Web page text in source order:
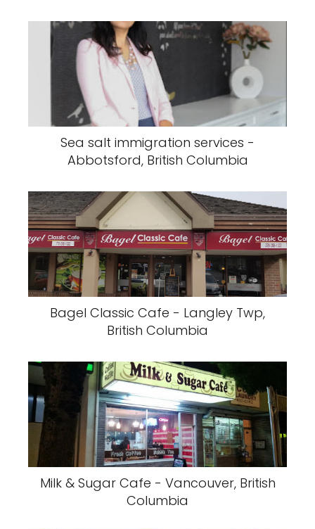
Sea salt immigration services -
Abbotsford, British Columbia
Bagel Classic Cafe - Langley Twp,
British Columbia
Milk & Sugar Cafe - Vancouver, British
Columbia